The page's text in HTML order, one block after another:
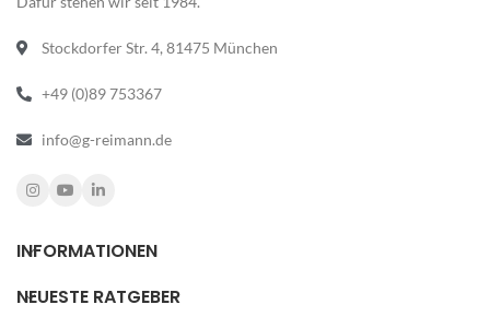
Stockdorfer Str. 4, 81475 München
+49 (0)89 753367
info@g-reimann.de
INFORMATIONEN
NEUESTE RATGEBER